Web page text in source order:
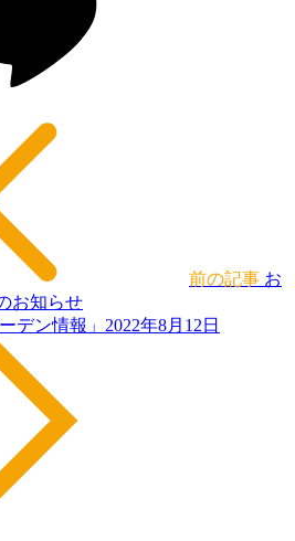
前の記事 お
お知らせ
デン情報」2022年8月12日